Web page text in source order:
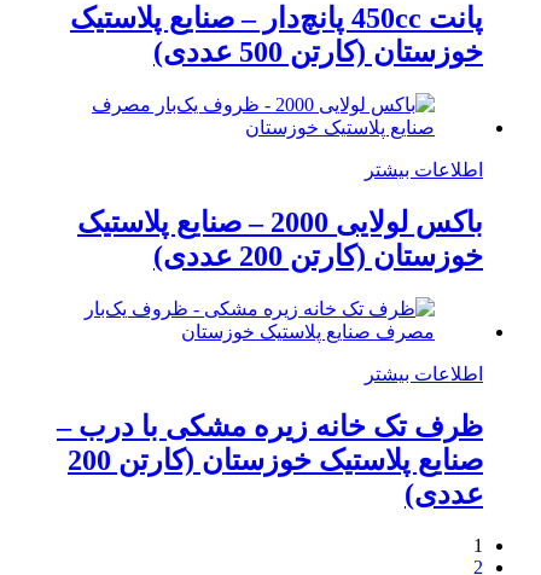
پانت 450cc پانچ‌دار – صنایع پلاستیک
خوزستان (کارتن 500 عددی)
اطلاعات بیشتر
باکس لولایی 2000 – صنایع پلاستیک
خوزستان (کارتن 200 عددی)
اطلاعات بیشتر
ظرف تک خانه زیره مشکی با درب –
صنایع پلاستیک خوزستان (کارتن 200
عددی)
1
2